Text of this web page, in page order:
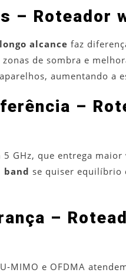
– Roteador
longo alcance faz
de sombra e
aumentando a
–
GHz, que entrega maior
band se quiser equilíbrio
–
e OFDMA